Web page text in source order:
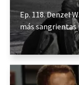
Ep. 118. Denzel
más sangrientas